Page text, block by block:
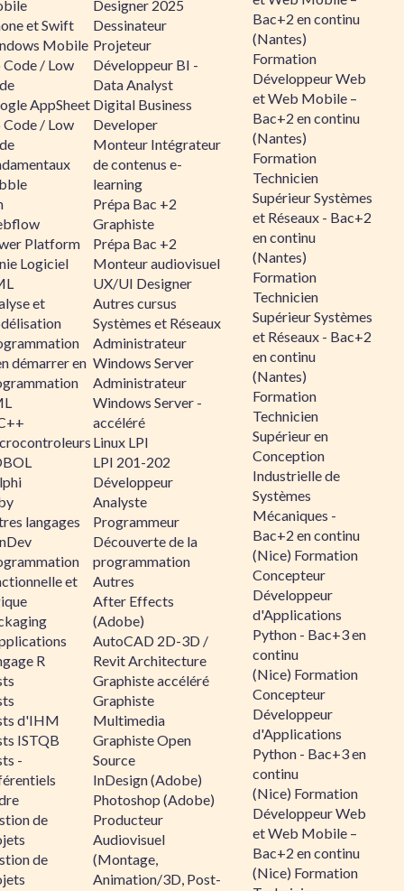
et Swift
Mobile
/ Low
AppSheet
/ Low
Platform
Logiciel
et
démarrer en
langages
et
R
d'IHM
ISTQB
-
de
de
Designer 2025
Dessinateur
Projeteur
Développeur BI -
Data Analyst
Digital Business
Developer
Monteur Intégrateur
de contenus e-
learning
Prépa Bac +2
Graphiste
Prépa Bac +2
Monteur audiovisuel
UX/UI Designer
Autres cursus
Systèmes et Réseaux
Administrateur
Windows Server
Administrateur
Windows Server -
accéléré
Linux LPI
LPI 201-202
Développeur
Analyste
Programmeur
Découverte de la
programmation
Autres
After Effects
(Adobe)
AutoCAD 2D-3D /
Revit Architecture
Graphiste accéléré
Graphiste
Multimedia
Graphiste Open
Source
InDesign (Adobe)
Photoshop (Adobe)
Producteur
Audiovisuel
(Montage,
Animation/3D, Post-
Bac+2 en continu
(Nantes)
Formation
Développeur Web
et Web Mobile –
Bac+2 en continu
(Nantes)
Formation
Technicien
Supérieur Systèmes
et Réseaux - Bac+2
en continu
(Nantes)
Formation
Technicien
Supérieur Systèmes
et Réseaux - Bac+2
en continu
(Nantes)
Formation
Technicien
Supérieur en
Conception
Industrielle de
Systèmes
Mécaniques -
Bac+2 en continu
(Nice) Formation
Concepteur
Développeur
d'Applications
Python - Bac+3 en
continu
(Nice) Formation
Concepteur
Développeur
d'Applications
Python - Bac+3 en
continu
(Nice) Formation
Développeur Web
et Web Mobile –
Bac+2 en continu
(Nice) Formation